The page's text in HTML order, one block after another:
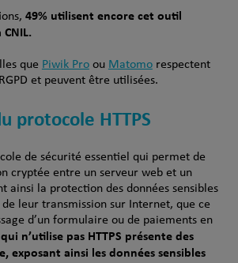
49% utilisent encore cet outil
que Piwik Proou Matomorespectent
et peuvent être utilisées.
protocole HTTPS
de sécurité essentiel qui permet de
cryptée entre un serveur web et un
ainsi la protection des données sensibles
leur transmission sur Internet, que ce
d’un formulaire ou de paiements en
n’utilise pas HTTPS présente des
exposant ainsi les données sensibles